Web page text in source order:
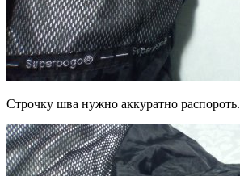
Строчку шва нужно аккуратно распороть.